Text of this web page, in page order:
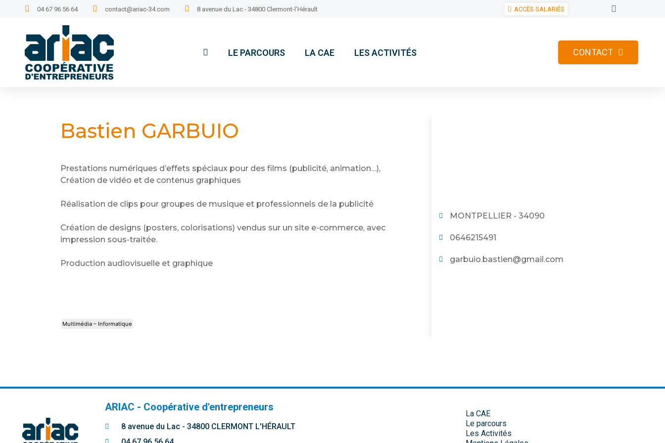
04 67 96 56 64 contact@ariac-34.com 8 avenue du Lac - 34800 Clermont-l'Hérault ACCÈS SALARIÉS
LE PARCOURS LA CAE LES ACTIVITÉS CONTACT
Bastien GARBUIO
Prestations numériques d’effets spéciaux pour des films (publicité, animation…),
Création de vidéo et de contenus graphiques
Réalisation de clips pour groupes de musique et professionnels de la publicité
Création de designs (posters, colorisations) vendus sur un site e-commerce, avec
impression sous-traitée.
Production audiovisuelle et graphique
Multimédia – Informatique
MONTPELLIER - 34090
0646215491
garbuio.bastien@gmail.com
ARIAC - Coopérative d'entrepreneurs
8 avenue du Lac - 34800 CLERMONT L'HÉRAULT
La CAE
Le parcours
Les Activités